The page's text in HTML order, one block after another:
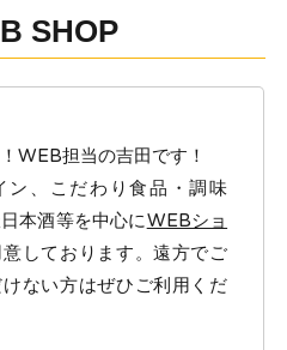
SHOP
WEB担当の吉田です！
ン、こだわり食品・調味
本酒等を中心にWEBショ
しております。遠方でご
ない方はぜひご利用くだ